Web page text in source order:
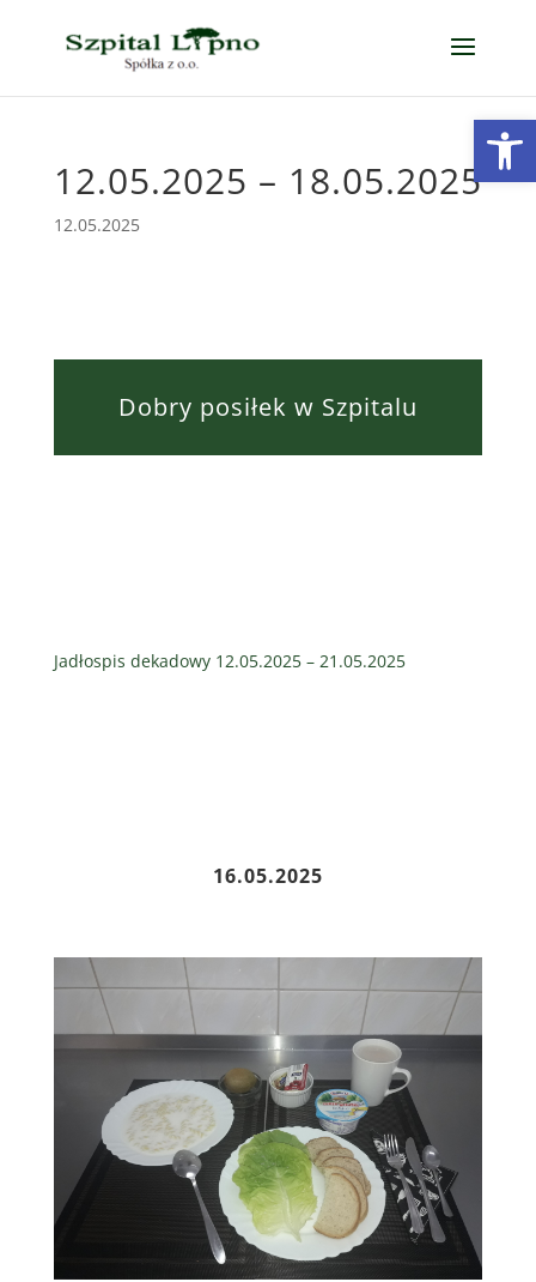
12.05.2025 – 18.05.2025
12.05.2025
Dobry posiłek w Szpitalu
Jadłospis dekadowy 12.05.2025 – 21.05.2025
16.05.2025